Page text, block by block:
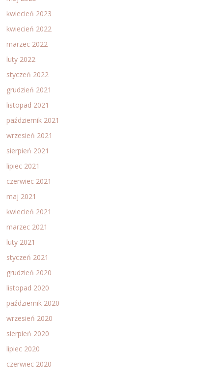
kwiecień 2023
kwiecień 2022
marzec 2022
luty 2022
styczeń 2022
grudzień 2021
listopad 2021
październik 2021
wrzesień 2021
sierpień 2021
lipiec 2021
czerwiec 2021
maj 2021
kwiecień 2021
marzec 2021
luty 2021
styczeń 2021
grudzień 2020
listopad 2020
październik 2020
wrzesień 2020
sierpień 2020
lipiec 2020
czerwiec 2020